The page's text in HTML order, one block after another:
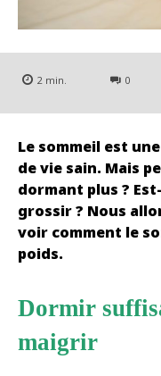
2 min. 0
Le sommeil est
de vie sain. Mais
dormant plus ?
grossir ? Nous
voir comment le
poids.
Dormir
maigrir